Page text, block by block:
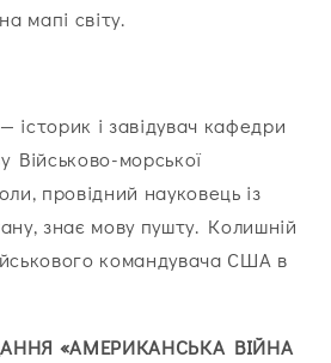
мапі світу.
— історик і завідувач кафедри
Військово-морської
провідний науковець із
знає мову пушту. Колишній
командувача США в
«АМЕРИКАНСЬКА ВІЙНА